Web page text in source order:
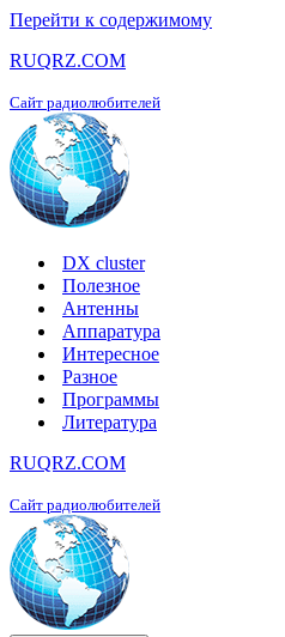
Перейти к содержимому
RUQRZ.COM
Сайт радиолюбителей
DX cluster
Полезное
Антенны
Аппаратура
Интересное
Разное
Программы
Литература
RUQRZ.COM
Сайт радиолюбителей